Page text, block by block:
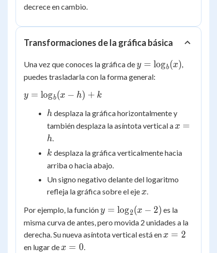
<
1
decrece en cambio.
Transformaciones de la gráfica básica
Una vez que conoces la gráfica dey =
\log_b(x)
y = logb(x)
puedes trasladarla con la forma general:
y =
- h) + k
y = logb(x − h) + k
h
hdesplaza la gráfica horizontalmente y
también desplaza la asíntota vertical a x
x =
h
k
k desplaza la gráfica verticalmente hacia
arriba o hacia abajo.
Un signo negativo delante del logaritmo
refleja la gráfica sobre el eje x
x
Por ejemplo, la funcióny =
\log_2(x
- 2)
y = log2(x − 2) es la
misma curva de antes, pero movida 2 unidades a la
derecha. Su nueva asíntota vertical está en x
x = 2
en lugar de x
x = 0